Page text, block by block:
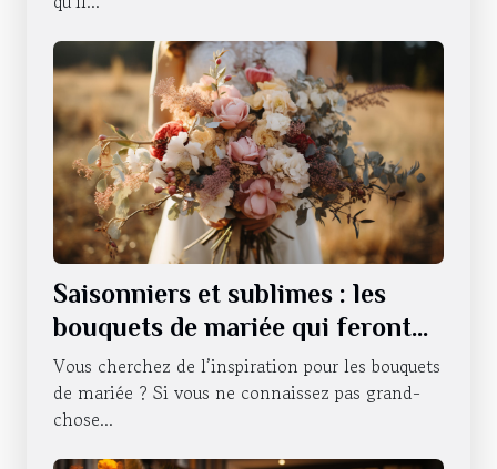
Saisonniers et sublimes : les
bouquets de mariée qui feront
battre votre cœur tout au long
de l'année
Vous cherchez de l’inspiration pour les bouquets
de mariée ? Si vous ne connaissez pas grand-
chose...